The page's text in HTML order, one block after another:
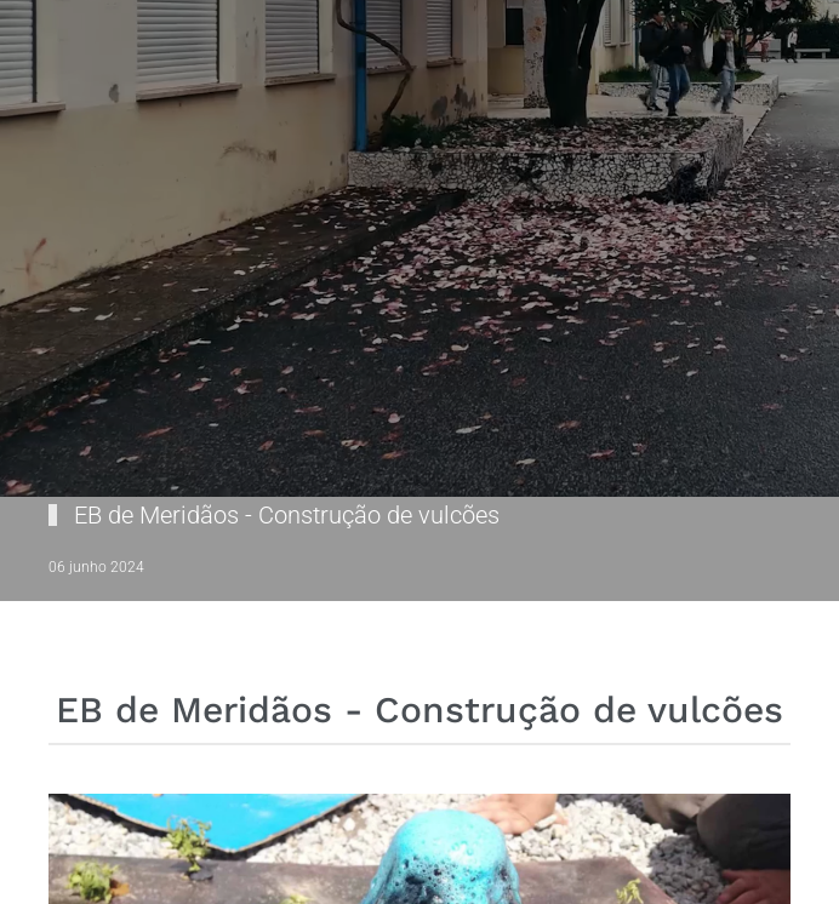
EB de Meridãos - Construção de vulcões
06 junho 2024
EB de Meridãos - Construção de vulcões